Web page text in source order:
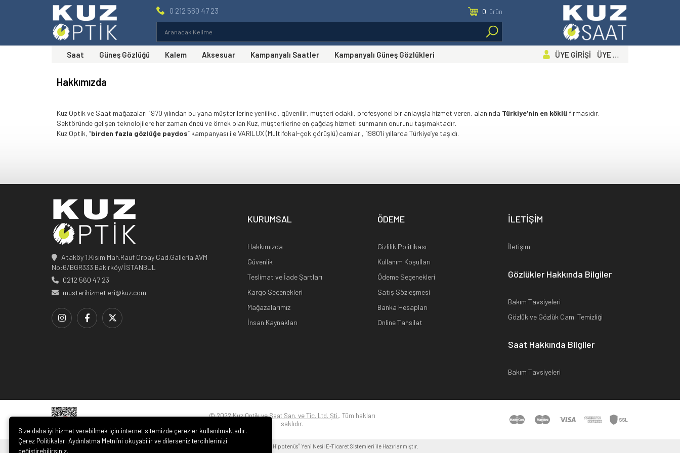
0 212 560 47 23 0 ürün
Saat Güneş Gözlüğü Kalem Aksesuar Kampanyalı Saatler Kampanyalı Güneş Gözlükleri ÜYE GİRİŞİ ÜYE OL
Hakkımızda
Kuz Optik ve Saat mağazaları 1970 yılından bu yana müşterilerine yenilikçi, güvenilir, müşteri odaklı, profesyonel bir anlayışla hizmet veren, alanında Türkiye’nin en köklü firmasıdır.
Sektöründe gelişen teknolojilere her zaman öncü ve örnek olan Kuz, müşterilerine en çağdaş hizmeti sunmanın onurunu taşımaktadır.
Kuz Optik, “birden fazla gözlüğe paydos” kampanyası ile VARILUX (Multifokal-çok görüşlü) camları, 1980’li yıllarda Türkiye’ye taşıdı.
Ataköy 1.Kısım Mah.Rauf Orbay Cad.Galleria AVM
No:6/BGR333 Bakırköy/İSTANBUL
0212 560 47 23
musterihizmetleri@kuz.com
KURUMSAL
Hakkımızda
Güvenlik
Teslimat ve İade Şartları
Kargo Seçenekleri
Mağazalarımız
İnsan Kaynakları
ÖDEME
Gizlilik Politikası
Kullanım Koşulları
Ödeme Seçenekleri
Satış Sözleşmesi
Banka Hesapları
Online Tahsilat
İLETİŞİM
İletişim
Gözlükler Hakkında Bilgiler
Bakım Tavsiyeleri
Gözlük ve Gözlük Camı Temizliği
Saat Hakkında Bilgiler
Bakım Tavsiyeleri
© 2022Kuz Optik ve Saat San. ve Tic. Ltd. Şti.. Tüm hakları
saklıdır.
Hipotenüs® Yeni Nesil E-Ticaret Sistemleri ile Hazırlanmıştır.
Size daha iyi hizmet verebilmek için internet sitemizde çerezler kullanılmaktadır.
Çerez Politikaları Aydınlatma Metni’ni okuyabilir ve dilerseniz tercihlerinizi
değiştirebilirsiniz.